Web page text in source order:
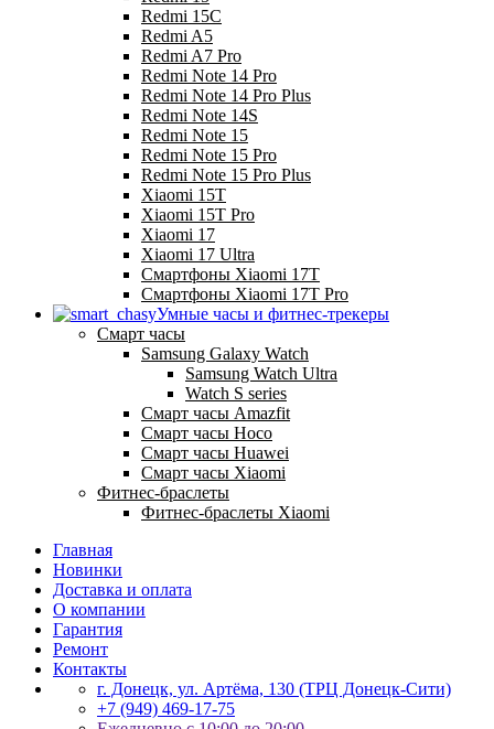
Redmi 15C
Redmi A5
Redmi A7 Pro
Redmi Note 14 Pro
Redmi Note 14 Pro Plus
Redmi Note 14S
Redmi Note 15
Redmi Note 15 Pro
Redmi Note 15 Pro Plus
Xiaomi 15T
Xiaomi 15T Pro
Xiaomi 17
Xiaomi 17 Ultra
Смартфоны Xiaomi 17Т
Смартфоны Xiaomi 17Т Pro
Умные часы и фитнес-трекеры
Смарт часы
Samsung Galaxy Watch
Samsung Watch Ultra
Watch S series
Смарт часы Amazfit
Смарт часы Hoco
Смарт часы Huawei
Смарт часы Xiaomi
Фитнес-браслеты
Фитнес-браслеты Xiaomi
Главная
Новинки
Доставка и оплата
О компании
Гарантия
Ремонт
Контакты
г. Донецк, ул. Артёма, 130 (ТРЦ Донецк-Сити)
+7 (949) 469-17-75